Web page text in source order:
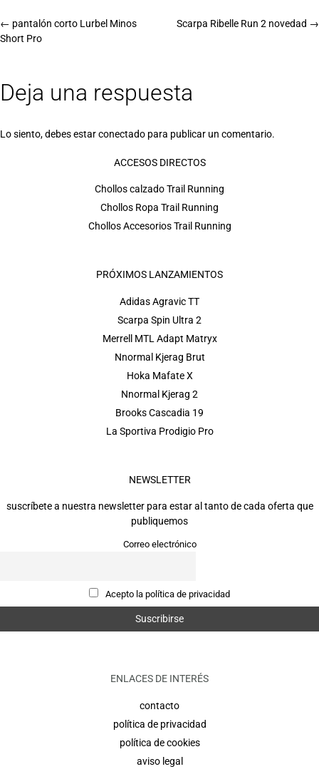
Scarpa Ribelle Run 2 novedad →
← pantalón corto Lurbel Minos
Short Pro
Deja una respuesta
Lo siento, debes estarconectado para publicar un comentario.
ACCESOS DIRECTOS
Chollos calzado Trail Running
Chollos Ropa Trail Running
Chollos Accesorios Trail Running
PRÓXIMOS LANZAMIENTOS
Adidas Agravic TT
Scarpa Spin Ultra 2
Merrell MTL Adapt Matryx
Nnormal Kjerag Brut
Hoka Mafate X
Nnormal Kjerag 2
Brooks Cascadia 19
La Sportiva Prodigio Pro
NEWSLETTER
suscríbete a nuestra newsletter para estar al tanto de cada oferta que
publiquemos
Correo electrónico
Acepto la política de privacidad
ENLACES DE INTERÉS
contacto
política de privacidad
política de cookies
aviso legal